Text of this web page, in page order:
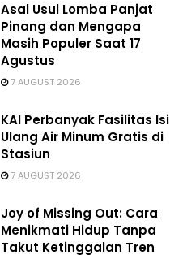
Asal Usul Lomba Panjat
Pinang dan Mengapa
Masih Populer Saat 17
Agustus
7 AUGUST 2026
KAI Perbanyak Fasilitas Isi
Ulang Air Minum Gratis di
Stasiun
7 AUGUST 2026
Joy of Missing Out: Cara
Menikmati Hidup Tanpa
Takut Ketinggalan Tren